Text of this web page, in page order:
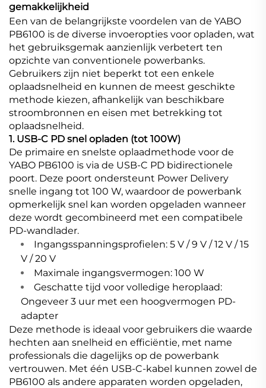
gemakkelijkheid
Een van de belangrijkste voordelen van de YABO
PB6100 is de diverse invoeropties voor opladen, wat
het gebruiksgemak aanzienlijk verbetert ten
opzichte van conventionele powerbanks.
Gebruikers zijn niet beperkt tot een enkele
oplaadsnelheid en kunnen de meest geschikte
methode kiezen, afhankelijk van beschikbare
stroombronnen en eisen met betrekking tot
oplaadsnelheid.
1. USB-C PD snel opladen (tot 100W)
De primaire en snelste oplaadmethode voor de
YABO PB6100 is via de USB-C PD bidirectionele
poort. Deze poort ondersteunt Power Delivery
snelle ingang tot 100 W, waardoor de powerbank
opmerkelijk snel kan worden opgeladen wanneer
deze wordt gecombineerd met een compatibele
PD-wandlader.
Ingangsspanningsprofielen: 5 V / 9 V / 12 V / 15
V / 20 V
Maximale ingangsvermogen: 100 W
Geschatte tijd voor volledige heroplaad:
Ongeveer 3 uur met een hoogvermogen PD-
adapter
Deze methode is ideaal voor gebruikers die waarde
hechten aan snelheid en efficiëntie, met name
professionals die dagelijks op de powerbank
vertrouwen. Met één USB-C-kabel kunnen zowel de
PB6100 als andere apparaten worden opgeladen,